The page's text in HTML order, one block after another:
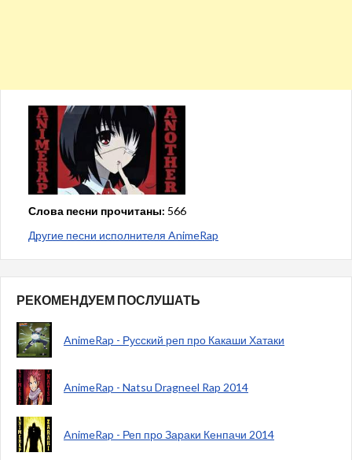
Слова песни прочитаны: 566
Другие песни исполнителя AnimeRap
РЕКОМЕНДУЕМ ПОСЛУШАТЬ
AnimeRap - Русский реп про Какаши Хатаки
AnimeRap - Natsu Dragneel Rap 2014
AnimeRap - Реп про Зараки Кенпачи 2014